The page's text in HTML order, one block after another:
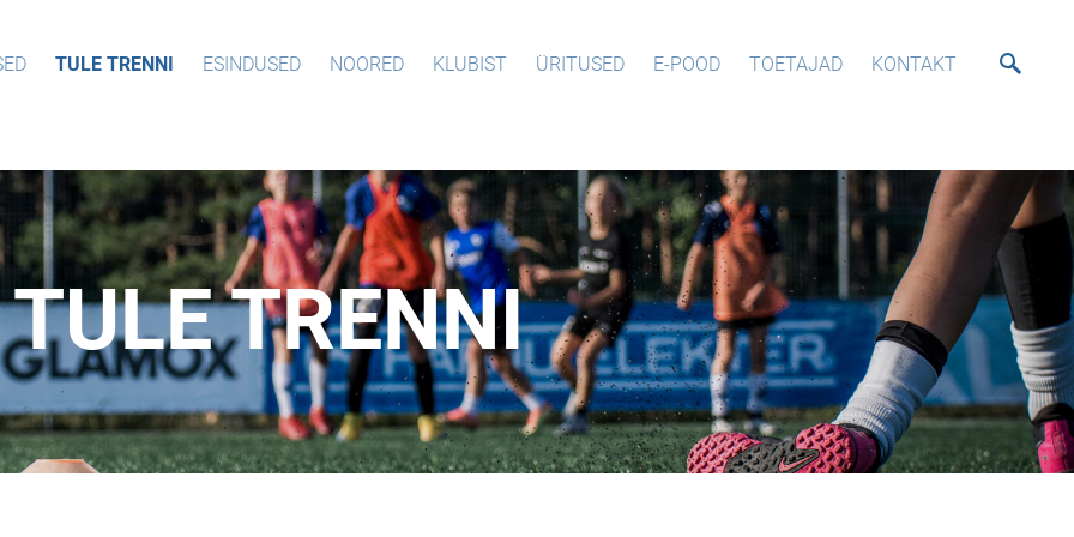
TULE TRENNI ESINDUSED NOORED KLUBIST ÜRITUSED E-POOD TOETAJAD KONTAKT
TULE TRENNI